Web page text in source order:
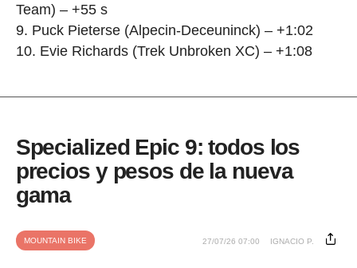
Team) – +55 s
9. Puck Pieterse (Alpecin-Deceuninck) – +1:02
10. Evie Richards (Trek Unbroken XC) – +1:08
Specialized Epic 9: todos los
precios y pesos de la nueva
gama
MOUNTAIN BIKE 27/07/26 07:00 IGNACIO P.